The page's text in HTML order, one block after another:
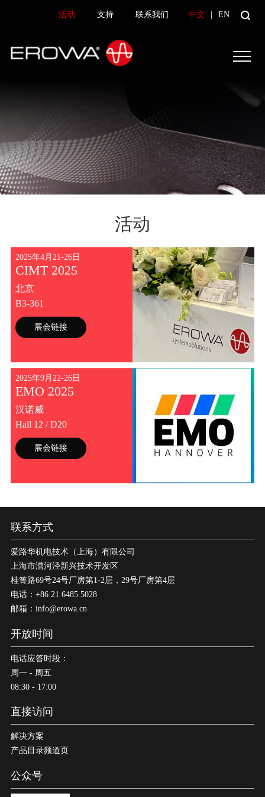
活动 支持 联系我们 中文 EN
活动
2025年4月21-26日
CIMT 2025
北京
B3-361
展会链接
2025年9月22-26日
EMO 2025
汉诺威
Hall 12 / D20
展会链接
联系方式
爱路华机电技术（上海）有限公司
上海市漕河泾新兴技术开发区
桂箐路69号24号厂房第1-2层，29号厂房第4层
电话：+86 21 6485 5028
邮箱：info@erowa.cn
开放时间
电话应答时段：
周一 - 周五
08:30 - 17:00
直接访问
解决方案
产品目录频道页
公众号